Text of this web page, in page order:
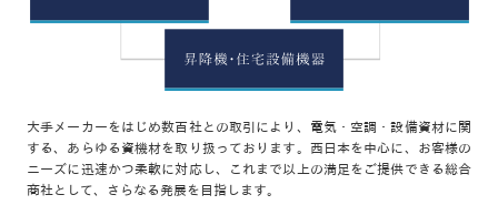
大手メーカーをはじめ数百社との取引により、電気・空調・設備資材に関
する、あらゆる資機材を取り扱っております。西日本を中心に、お客様の
ニーズに迅速かつ柔軟に対応し、これまで以上の満足をご提供できる総合
商社として、さらなる発展を目指します。